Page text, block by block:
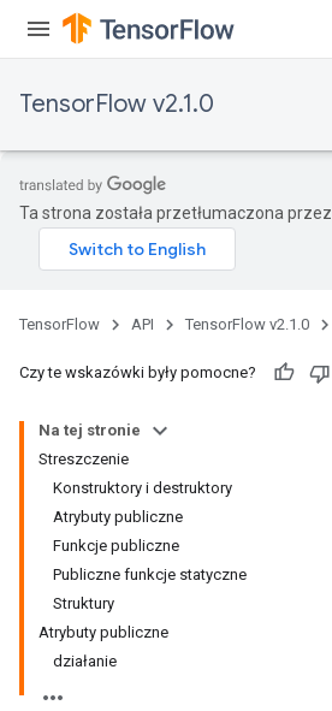
TensorFlow v2.1.0
Ta strona została przetłumaczona przez
TensorFlow API TensorFlow v2.1.0
Czy te wskazówki były pomocne?
Na tej stronie
Streszczenie
Konstruktory i destruktory
Atrybuty publiczne
Funkcje publiczne
Publiczne funkcje statyczne
Struktury
Atrybuty publiczne
działanie